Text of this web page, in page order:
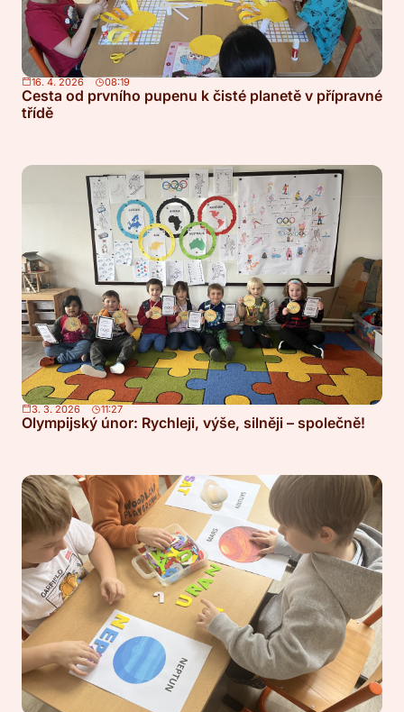
16. 4. 2026 08:19
Cesta od prvního pupenu k čisté planetě v přípravné
třídě
3. 3. 2026 11:27
Olympijský únor: Rychleji, výše, silněji – společně!